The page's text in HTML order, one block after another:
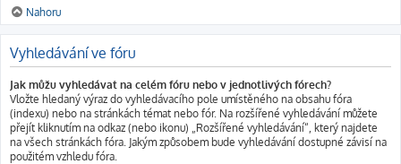
Nahoru
Vyhledávání ve fóru
Jak můžu vyhledávat na celém fóru nebo v jednotlivých fórech?
Vložte hledaný výraz do vyhledávacího pole umístěného na obsahu fóra
(indexu) nebo na stránkách témat nebo fór. Na rozšířené vyhledávání můžete
přejít kliknutím na odkaz (nebo ikonu) „Rozšířené vyhledávání“, který najdete
na všech stránkách fóra. Jakým způsobem bude vyhledávání dostupné závisí na
použitém vzhledu fóra.